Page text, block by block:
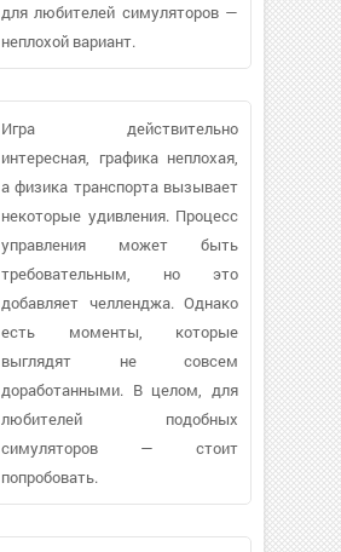
для любителей симуляторов —
неплохой вариант.
Игра действительно
интересная, графика неплохая,
а физика транспорта вызывает
некоторые удивления. Процесс
управления может быть
требовательным, но это
добавляет челленджа. Однако
есть моменты, которые
выглядят не совсем
доработанными. В целом, для
любителей подобных
симуляторов — стоит
попробовать.